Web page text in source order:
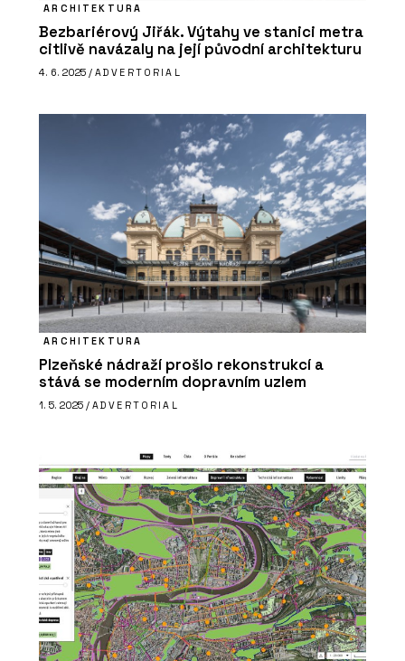
ČLÁNKY
Vystoupí hvězdy světového designu,
vstupenky jsou v prodeji.
PRODUKTY
Solitérní vany - RAVAK
O FIRMĚ
Ravak
ARCHITEKTURA
Bezbariérový Jiřák. Výtahy ve stanici metra
citlivě navázaly na její původní architekturu
4. 6. 2025 / ADVERTORIAL
ARCHITEKTURA
Plzeňské nádraží prošlo rekonstrukcí a
stává se moderním dopravním uzlem
1. 5. 2025 / ADVERTORIAL